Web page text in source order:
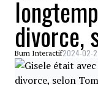
divorce,
Bum Interactif2024-02-